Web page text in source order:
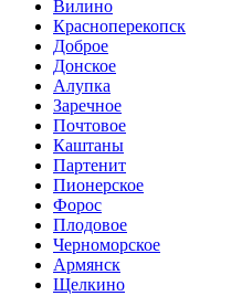
Вилино
Красноперекопск
Доброе
Донское
Алупка
Заречное
Почтовое
Каштаны
Партенит
Пионерское
Форос
Плодовое
Черноморское
Армянск
Щелкино